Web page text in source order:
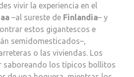
vivir la experiencia en el
–al sureste de Finlandia– y
estos gigantescos e
semidomesticados–,
o las viviendas. Los
saboreando los típicos bollitos